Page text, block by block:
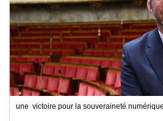
une victoire pour la souveraineté